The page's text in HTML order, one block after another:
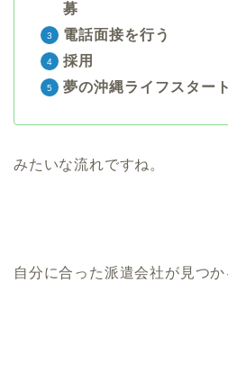
募
電話面接を行う
採用
夢の沖縄ライフスター
みたいな流れですね。
自分に合った派遣会社が見つ